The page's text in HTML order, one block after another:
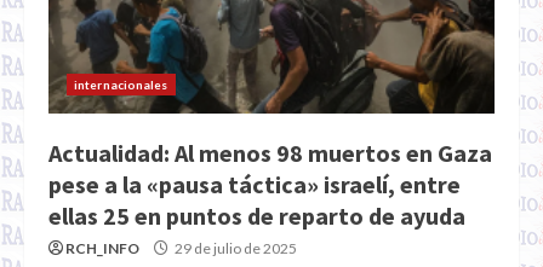
internacionales
Actualidad: Al menos 98 muertos en Gaza
pese a la «pausa táctica» israelí, entre
ellas 25 en puntos de reparto de ayuda
RCH_INFO 29 de julio de 2025